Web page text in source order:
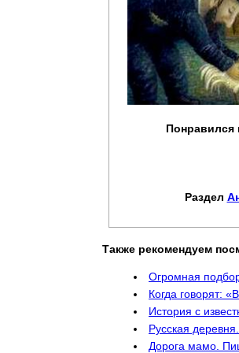
Раздел
Также рекомендуем
Огромная
Когда говорят:
История с
Русская
Дорога мамо.